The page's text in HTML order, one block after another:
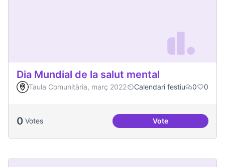
Dia Mundial de la salut mental
Taula Comunitària, març 2022 Calendari festiu 0 0
0 Votes VoteDia Mundial de la